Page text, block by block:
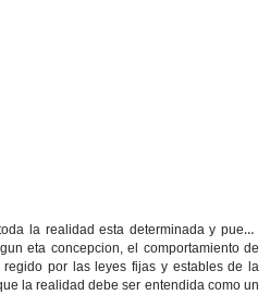
la realidad esta determinada y puede
eta concepcion, el comportamiento de
por las leyes fijas y estables de la
la realidad debe ser entendida como un